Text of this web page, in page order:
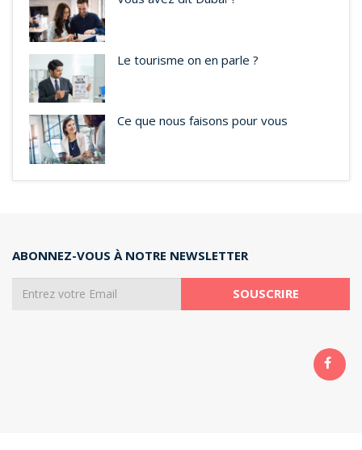
Le tourisme on en parle ?
Ce que nous faisons pour vous
ABONNEZ-VOUS À NOTRE NEWSLETTER